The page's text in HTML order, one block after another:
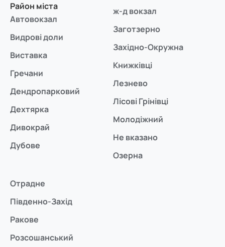
Район міста
Автовокзал
Видрові доли
Виставка
Гречани
Дендропарковий
Дехтярка
Дивокрай
Дубове
ж-д вокзал
Заготзерно
Західно-Окружна
Книжківці
Лезнево
Лісові Грінівці
Молодіжний
Не вказано
Озерна
Отрадне
Південно-Захід
Ракове
Розсошанський